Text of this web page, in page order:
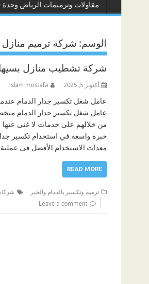
مقاولات وترميمات الرياض وجدة
الوسم: شركة ترميم
شركة تشطيب منازل بسيهات
أكتوبر 5, 2025 Islam mostafa
عامل شغل تكسير جدار الدمام
عامل شغل تكسير جدار الدمام
من خلالهم على خدمات لا غنى
خبرة واسعة في استخدام تكسير
معدات الاستخدام الأفضل في
READ MORE
ترميم وتكسير بالدمام والخبر
Leave a comment